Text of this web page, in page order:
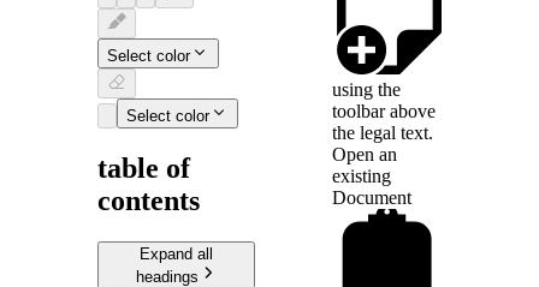
Select color
Select color
table of
contents
Expand all
headings
using the
toolbar above
the legal text.
Open an
existing
Document